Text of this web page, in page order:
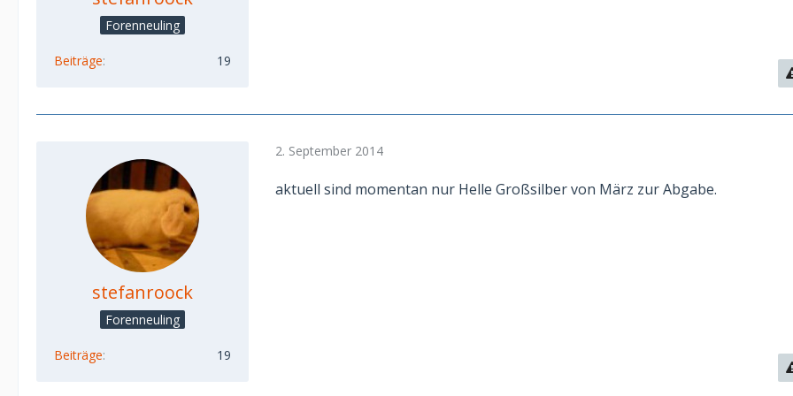
Forenneuling
Beiträge 19
stefanroock
Forenneuling
Beiträge 19
2. September 2014
aktuell sind momentan nur Helle Großsilber von März zur Abgabe.